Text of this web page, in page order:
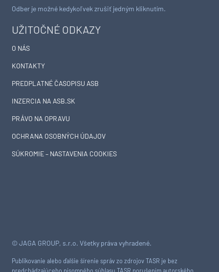
© JAGA GROUP, s.r.o. Všetky práva vyhradené.
Publikovanie alebo ďalšie šírenie správ zo zdrojov TASR je bez
UŽITOČNÉ ODKAZY
O NÁS
KONTAKTY
PREDPLATNÉ ČASOPISU ASB
INZERCIA NA ASB.SK
PRÁVO NA OPRAVU
OCHRANA OSOBNÝCH ÚDAJOV
SÚKROMIE – NASTAVENIA COOKIES
Odber je možné kedykoľvek zrušiť jedným kliknutím.